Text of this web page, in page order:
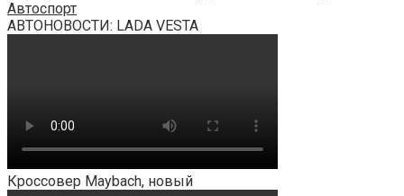
Автоспорт
АВТОНОВОСТИ: LADA VESTA
Кроссовер Maybach, новый